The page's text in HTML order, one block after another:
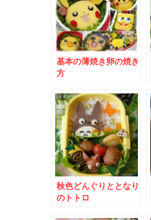
基本の薄焼き卵の焼き
方
秋色どんぐりととなり
のトトロ